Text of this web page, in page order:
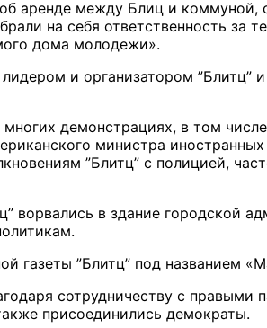
аренде между Блиц и коммуной,
на себя ответственность за
дома молодежи».
и организатором ”Блитц”
демонстрациях, в том
министра
”Блитц” с полицией,
ворвались в здание городской
газеты ”Блитц” под названием
сотрудничеству с правыми
присоединились демократы.